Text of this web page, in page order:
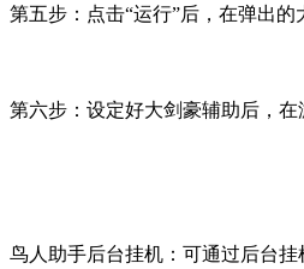
第五步：点击“运行”后，在弹出的
第六步：设定好大剑豪辅助后，
鸟人助手后台挂机：可通过后台